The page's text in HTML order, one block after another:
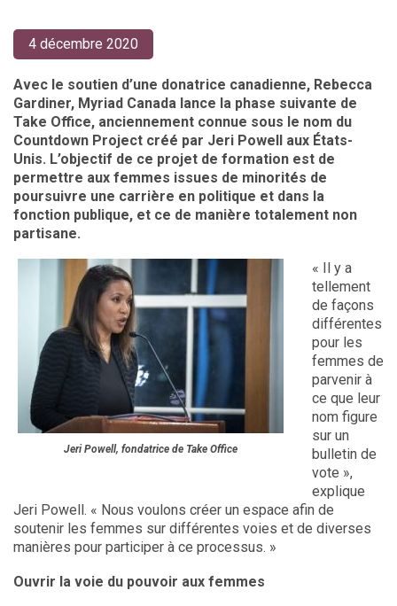
4 décembre 2020
Avec le soutien d’une donatrice canadienne, Rebecca
Gardiner, Myriad Canada lance la phase suivante de
Take Office, anciennement connue sous le nom du
Countdown Project créé par Jeri Powell aux États-
Unis. L’objectif de ce projet de formation est de
permettre aux femmes issues de minorités de
poursuivre une carrière en politique et dans la
fonction publique, et ce de manière totalement non
partisane.
Jeri Powell, fondatrice de Take Office
« Il y a
tellement
de façons
différentes
pour les
femmes de
parvenir à
ce que leur
nom figure
sur un
bulletin de
vote »,
explique
Jeri Powell. « Nous voulons créer un espace afin de
soutenir les femmes sur différentes voies et de diverses
manières pour participer à ce processus. »
Ouvrir la voie du pouvoir aux femmes